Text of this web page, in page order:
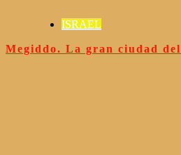
ISRAEL
Megiddo. La gran ciudad